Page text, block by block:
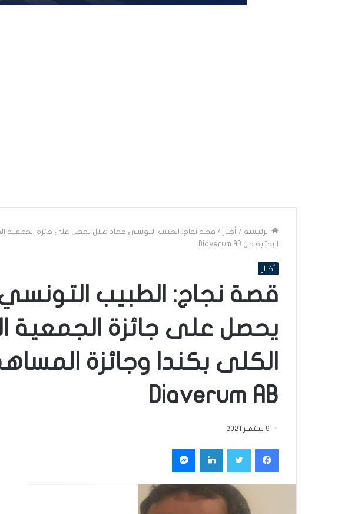
الرئيسية / أخبار / قصة نجاج: الطبيب التونسي عماد هلال يحصل على جائزة الجمعية
البحثية من Diaverum AB
أخبار
قصة نجاج: الطبيب
يحصل على جائزة الجمعية
الكلى بكندا وجائزة
Diaverum AB
9 سبتمبر 2021
فيسبوكتويتر لينكدإن ماسنجر